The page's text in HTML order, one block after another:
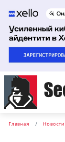
Главная Новости